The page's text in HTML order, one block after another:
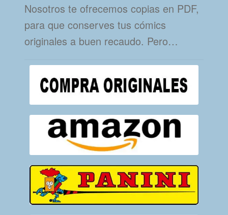
Nosotros te ofrecemos copias en PDF,
para que conserves tus cómics
originales a buen recaudo. Pero…